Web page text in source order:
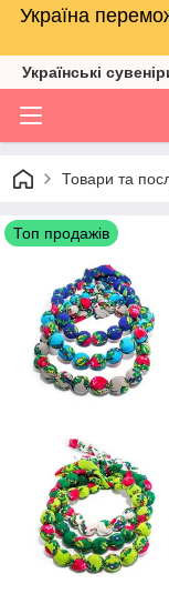
Україна
Українські
Товари та
Топ продажів